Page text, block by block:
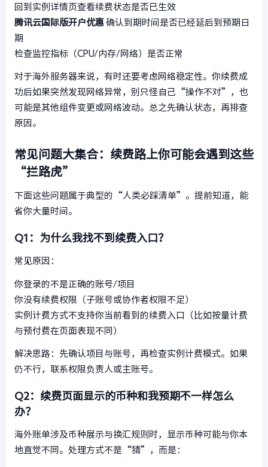
回到实例详情页查看续费状态是否已生效
腾讯云国际版开户优惠 确认到期时间是否已经延后到预期日
期
检查监控指标（CPU/内存/网络）是否正常
对于海外服务器来说，有时还要考虑网络稳定性。你续费成
功后如果突然发现网络异常，别只怪自己“操作不对”，也
可能是其他组件变更或网络波动。总之先确认状态，再排查
原因。
常见问题大集合：续费路上你可能会遇到这些
“拦路虎”
下面这些问题属于典型的“人类必踩清单”。提前知道，能
省你大量时间。
Q1：为什么我找不到续费入口？
常见原因：
你登录的不是正确的账号/项目
你没有续费权限（子账号或协作者权限不足）
实例计费方式不支持你当前看到的续费入口（比如按量计费
与预付费在页面表现不同）
解决思路：先确认项目与账号，再检查实例计费模式。如果
仍不行，联系权限负责人或主账号。
Q2：续费页面显示的币种和我预期不一样怎么
办？
海外账单涉及币种展示与换汇规则时，显示币种可能与你本
地直觉不同。处理方式不是“猜”，而是：